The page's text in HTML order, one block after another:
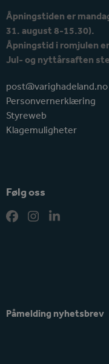
Åpningstiden er
31. august 8-15.30).
Åpningstid i romjulen
Jul- og nyttårsaften
post@varighadeland.no
Personvernerklæring
Styreweb
Klagemuligheter
Følg oss
Facebook
Instagram
LinkedIn
Påmelding nyhetsbrev